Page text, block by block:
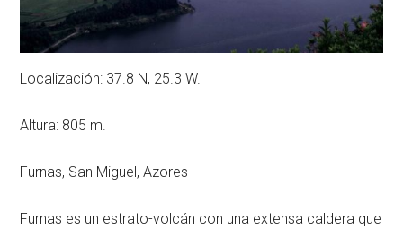
Localización: 37.8 N, 25.3 W.
Altura: 805 m.
Furnas, San Miguel, Azores
Furnas es un estrato-volcán con una extensa caldera que